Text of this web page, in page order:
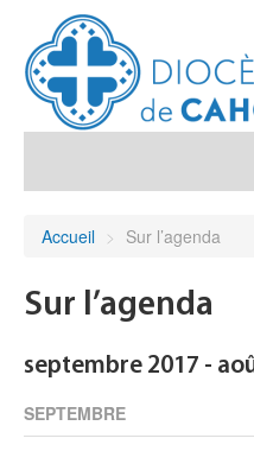
Agenda diocésain
Accueil > Sur l’agenda
Sur l’agenda
septembre 2017 -
SEPTEMBRE